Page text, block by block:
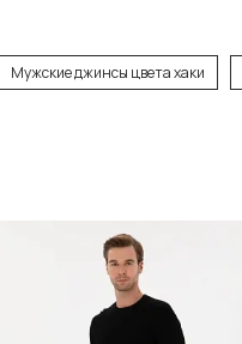
Размер
Добавить в корзину
Мужские джинсы цвета хаки